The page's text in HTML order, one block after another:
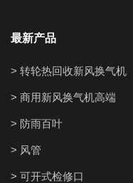
最新产品
> 转轮热回收新风换气机
> 商用新风换气机高端
> 防雨百叶
> 风管
> 可开式检修口